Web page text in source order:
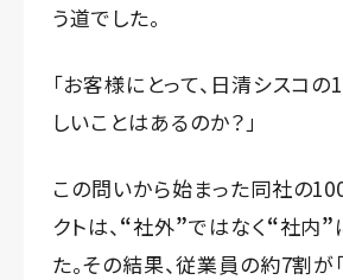
う道でした。
「お客様にとって、日清シスコ
しいことはあるのか？」――
この問いから始まった同社の
クトは、 “社外”ではなく“社内”
た。その結果、従業員の約7割が